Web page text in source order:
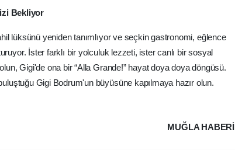
Bekliyor
lüksünü yeniden tanımlıyor ve seçkin gastronomi, eğlence
İster farklı bir yolculuk lezzeti, ister canlı bir sosyal
Gigi'de ona bir “Alla Grande!” hayat doya doya döngüsü.
Gigi Bodrum'un büyüsüne kapılmaya hazır olun.
MUĞLA HABERİ